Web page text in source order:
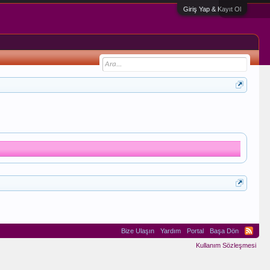
Giriş Yap & Kayıt Ol
Bize Ulaşın Yardım Portal
Başa Dön
Kullanım Sözleşmesi